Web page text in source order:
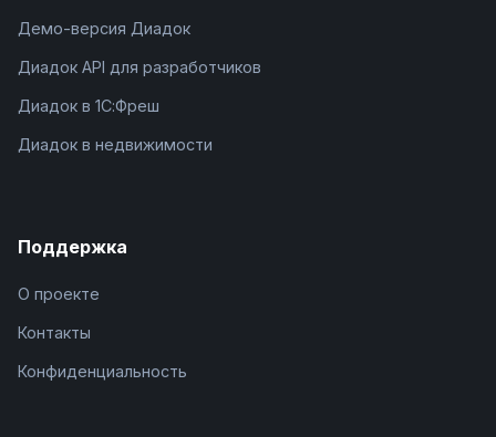
Демо-версия Диадок
Диадок API для разработчиков
Диадок в 1С:Фреш
Диадок в недвижимости
Поддержка
О проекте
Контакты
Конфиденциальность